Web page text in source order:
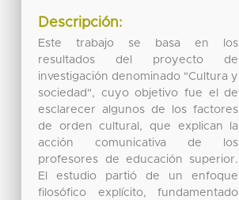
Descripción:
Este trabajo se basa en los
resultados del proyecto de
investigación denominado "Cultura y
sociedad", cuyo objetivo fue el de
esclarecer algunos de los factores
de orden cultural, que explican la
acción comunicativa de los
profesores de educación superior.
El estudio partió de un enfoque
filosófico explícito, fundamentado